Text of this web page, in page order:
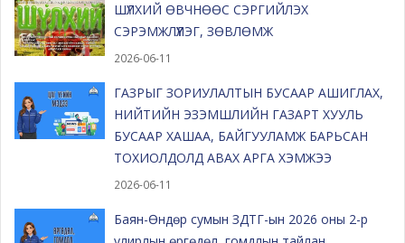
ШҮЛХИЙ ӨВЧНӨӨС СЭРГИЙЛЭХ
СЭРЭМЖЛҮҮЛЭГ, ЗӨВЛӨМЖ
2026-06-11
ГАЗРЫГ ЗОРИУЛАЛТЫН БУСААР АШИГЛАХ,
НИЙТИЙН ЭЗЭМШЛИЙН ГАЗАРТ ХУУЛЬ
БУСААР ХАШАА, БАЙГУУЛАМЖ БАРЬСАН
ТОХИОЛДОЛД АВАХ АРГА ХЭМЖЭЭ
2026-06-11
Баян-Өндөр сумын ЗДТГ-ын 2026 оны 2-р